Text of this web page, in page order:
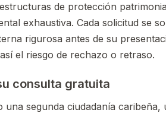
de protección
exhaustiva. Cada solicitud se
rigurosa antes de su
el riesgo de rechazo o retraso.
consulta gratuita
una segunda ciudadanía caribeña,